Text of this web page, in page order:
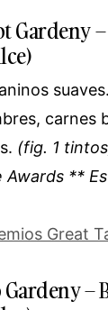
Gardeny
carnes
(fig. 1
Awards **
Great
–